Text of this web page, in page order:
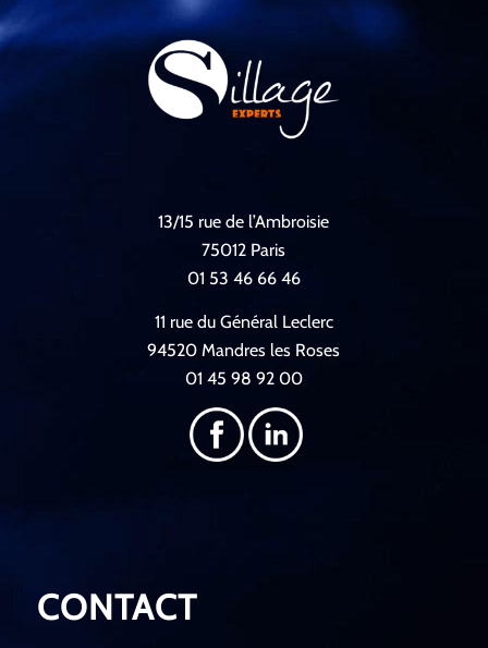
13/15 rue de l’Ambroisie
75012 Paris
01 53 46 66 46
11 rue du Général Leclerc
94520 Mandres les Roses
01 45 98 92 00
CONTACT